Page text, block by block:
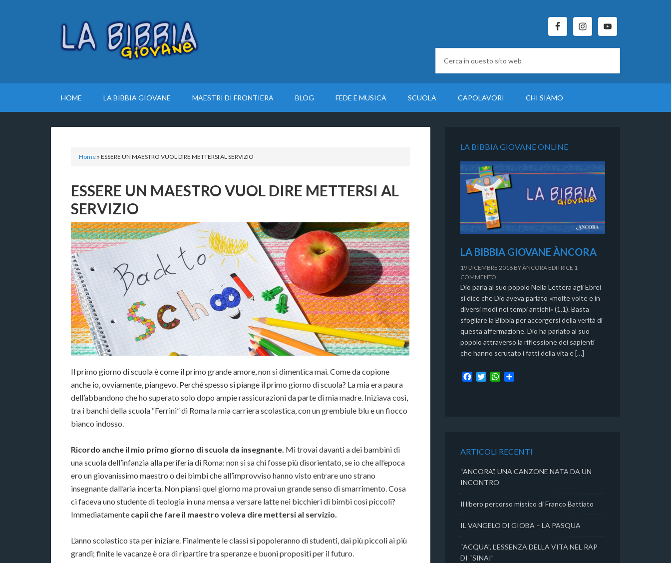
HOME LA BIBBIA GIOVANE MAESTRI DI FRONTIERA BLOG FEDE E MUSICA SCUOLA CAPOLAVORI CHI SIAMO
Home » ESSERE UN MAESTRO VUOL DIRE METTERSI AL SERVIZIO
ESSERE UN MAESTRO VUOL DIRE METTERSI AL
SERVIZIO
Il primo giorno di scuola è come il primo grande amore, non si dimentica mai. Come da copione
anche io, ovviamente, piangevo. Perché spesso si piange il primo giorno di scuola? La mia era paura
dell’abbandono che ho superato solo dopo ampie rassicurazioni da parte di mia madre. Iniziava così,
tra i banchi della scuola “Ferrini” di Roma la mia carriera scolastica, con un grembiule blu e un fiocco
bianco indosso.
Ricordo anche il mio primo giorno di scuola da insegnante. Mi trovai davanti a dei bambini di
una scuola dell’infanzia alla periferia di Roma: non si sa chi fosse più disorientato, se io che all’epoca
ero un giovanissimo maestro o dei bimbi che all’improvviso hanno visto entrare uno strano
insegnante dall’aria incerta. Non piansi quel giorno ma provai un grande senso di smarrimento. Cosa
ci faceva uno studente di teologia in una mensa a versare latte nei bicchieri di bimbi così piccoli?
Immediatamente capii che fare il maestro voleva dire mettersi al servizio.
L’anno scolastico sta per iniziare. Finalmente le classi si popoleranno di studenti, dai più piccoli ai più
grandi; finite le vacanze è ora di ripartire tra speranze e buoni propositi per il futuro.
LA BIBBIA GIOVANE ONLINE
LA BIBBIA GIOVANE ÀNCORA
19 DICEMBRE 2018 BYÀNCORA EDITRICE 1
COMMENTO
Dio parla al suo popolo Nella Lettera agli Ebrei
si dice che Dio aveva parlato «molte volte e in
diversi modi nei tempi antichi» (1,1). Basta
sfogliare la Bibbia per accorgersi della verità di
questa affermazione. Dio ha parlato al suo
popolo attraverso la riflessione dei sapienti
che hanno scrutato i fatti della vita e […]
W
i
ARTICOLI RECENTI
“ANCORA”, UNA CANZONE NATA DA UN
INCONTRO
Il libero percorso mistico di Franco Battiato
IL VANGELO DI GIOBA – LA PASQUA
“ACQUA”, L’ESSENZA DELLA VITA NEL RAP
DI “SINAI”